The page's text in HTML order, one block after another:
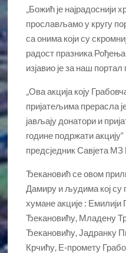
„Божић је најрадоснији
прослављамо у кругу
са онима који су
радост празника
изјавио је за наш
„Ова акција коју
пријатељима прерасла
јављају донатори и
године подржати
предсједник Савјета
Ђекановић се овом
Дамиру и људима кој су
хумане акције :
Ђекановићу, Младену
Ђекановићу, Јадранку
Крчићу, Е-промету